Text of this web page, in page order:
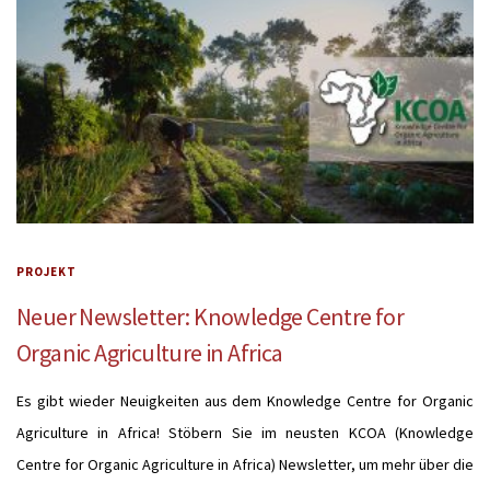
PROJEKT
Neuer Newsletter: Knowledge Centre for
Organic Agriculture in Africa
Es gibt wieder Neuigkeiten aus dem Knowledge Centre for Organic
Agriculture in Africa! Stöbern Sie im neusten KCOA (Knowledge
Centre for Organic Agriculture in Africa) Newsletter, um mehr über die